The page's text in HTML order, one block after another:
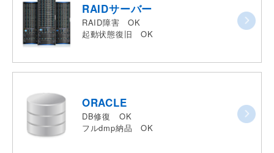
RAIDサーバー
RAID障害 OK
起動状態復旧 OK
ORACLE
DB修復 OK
フルdmp納品 OK